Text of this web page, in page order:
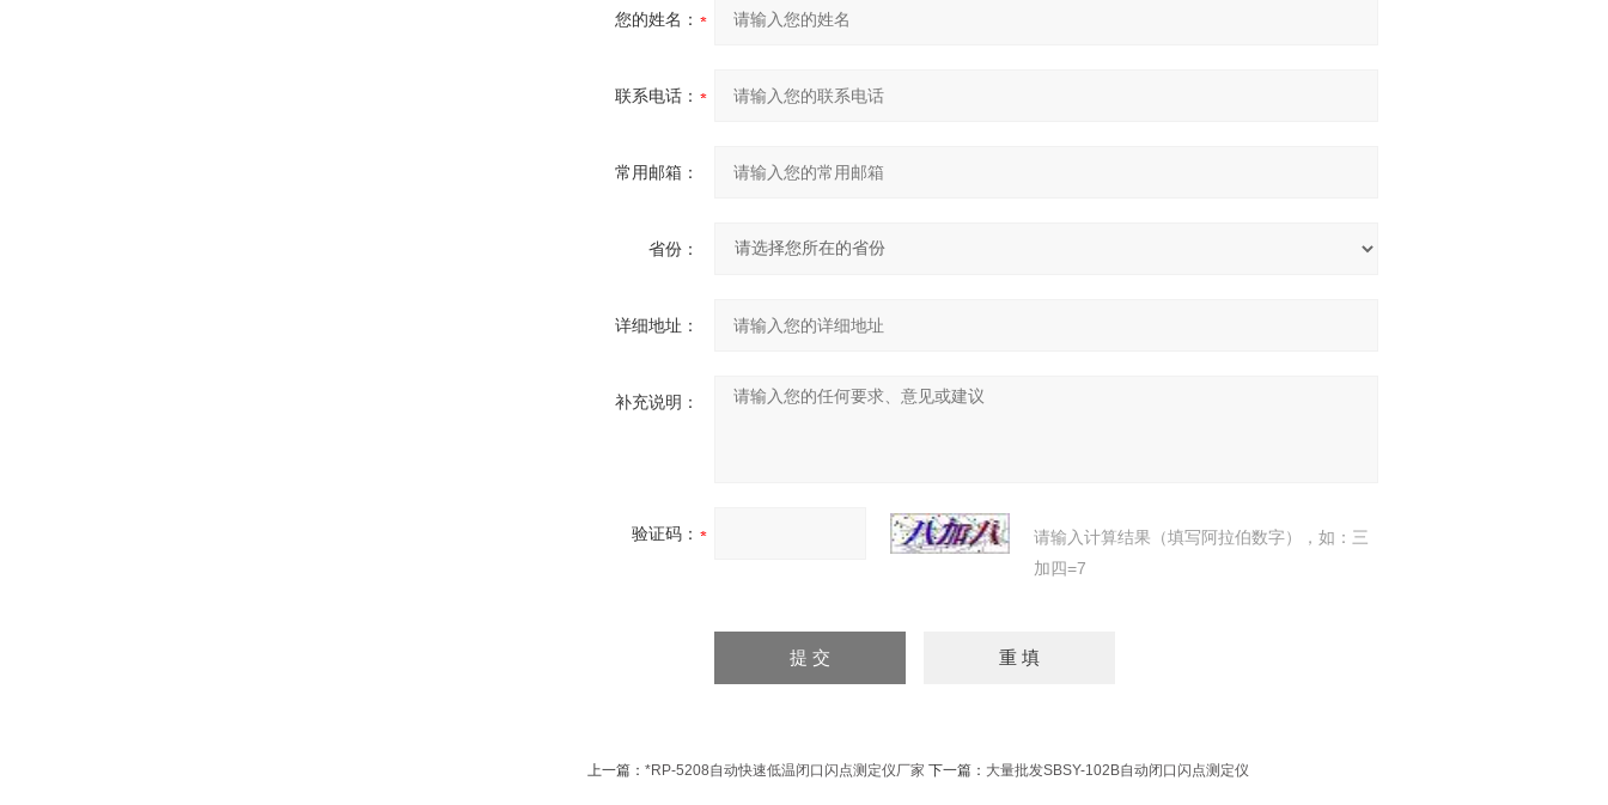
您的姓名：
联系电话：
常用邮箱：
省份：
详细地址：
补充说明：
验证码：
请输入计算结果（填写阿拉伯数字），如：三
加四=7
上一篇： *RP-5208自动快速低温闭口闪点测定仪厂家 下一篇： 大量批发SBSY-102B自动闭口闪点测定仪